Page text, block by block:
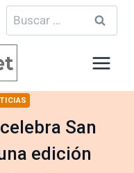
Buscar:
San
edición